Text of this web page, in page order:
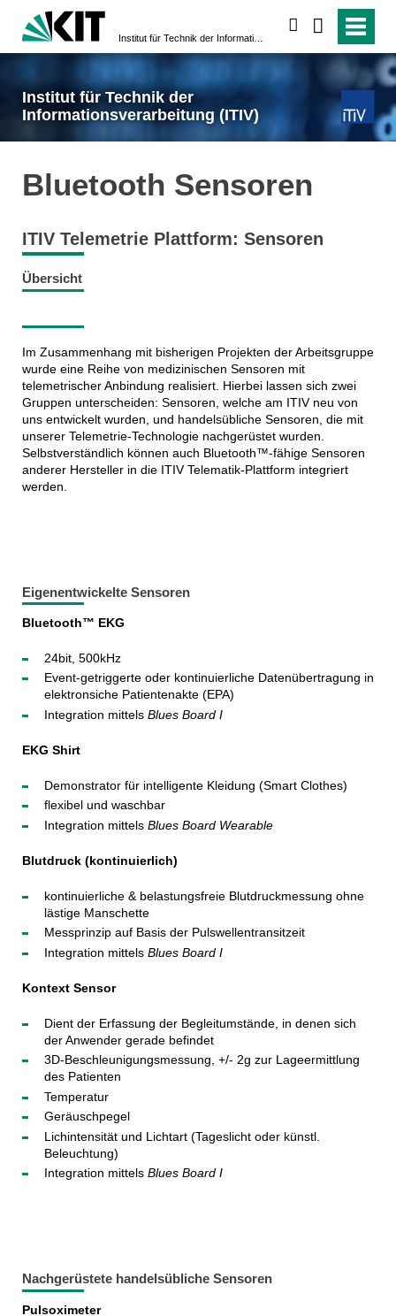
Institut für Technik der
Informationsverarbeitung (ITIV)
Bluetooth Sensoren
ITIV Telemetrie Plattform: Sensoren
Übersicht
Im Zusammenhang mit bisherigen Projekten der Arbeitsgruppe
wurde eine Reihe von medizinischen Sensoren mit
telemetrischer Anbindung realisiert. Hierbei lassen sich zwei
Gruppen unterscheiden: Sensoren, welche am ITIV neu von
uns entwickelt wurden, und handelsübliche Sensoren, die mit
unserer Telemetrie-Technologie nachgerüstet wurden.
Selbstverständlich können auch Bluetooth™-fähige Sensoren
anderer Hersteller in die ITIV Telematik-Plattform integriert
werden.
Eigenentwickelte Sensoren
Bluetooth™ EKG
24bit, 500kHz
Event-getriggerte oder kontinuierliche Datenübertragung in
elektronsiche Patientenakte (EPA)
Integration mittels Blues Board I
EKG Shirt
Demonstrator für intelligente Kleidung (Smart Clothes)
flexibel und waschbar
Integration mittels Blues Board Wearable
Blutdruck (kontinuierlich)
kontinuierliche & belastungsfreie Blutdruckmessung ohne
lästige Manschette
Messprinzip auf Basis der Pulswellentransitzeit
Integration mittels Blues Board I
Kontext Sensor
Dient der Erfassung der Begleitumstände, in denen sich
der Anwender gerade befindet
3D-Beschleunigungsmessung, +/- 2g zur Lageermittlung
des Patienten
Temperatur
Geräuschpegel
Lichintensität und Lichtart (Tageslicht oder künstl.
Beleuchtung)
Integration mittels Blues Board I
Nachgerüstete handelsübliche Sensoren
Pulsoximeter